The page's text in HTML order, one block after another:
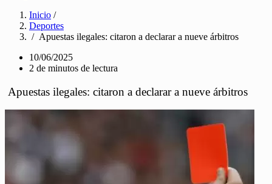
Inicio /
Deportes
/ Apuestas ilegales: citaron a declarar a nueve árbitros
10/06/2025
2 de minutos de lectura
Apuestas ilegales: citaron a declarar a nueve árbitros